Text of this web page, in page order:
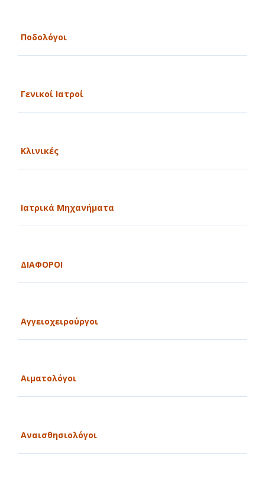
Ποδολόγοι
Γενικοί Ιατροί
Κλινικές
Ιατρικά Μηχανήματα
ΔΙΑΦΟΡΟΙ
Αγγειοχειρούργοι
Αιματολόγοι
Αναισθησιολόγοι